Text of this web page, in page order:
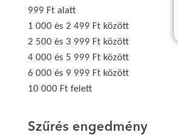
999 Ft alatt
1 000 és 2 499 Ft között
2 500 és 3 999 Ft között
4 000 és 5 999 Ft között
6 000 és 9 999 Ft között
10 000 Ft felett
Szűrés engedmény